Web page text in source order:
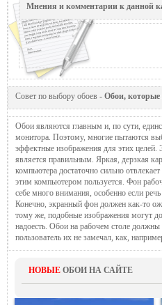
Мнения и комментарии к данной
Совет по выбору обоев - Обои, которые
Обои являются главным и, по сути,
монитора. Поэтому, многие пытаются
эффектные изображения для этих целей.
является правильным. Яркая, дерзкая
компьютера достаточно сильно
этим компьютером пользуется. Фон
себе много внимания, особенно если
Конечно, экранный фон должен как-то
тому же, подобные изображения могут
надоесть. Обои на рабочем столе
пользователь их не замечал, как,
НОВЫЕ ОБОИ НА САЙТЕ